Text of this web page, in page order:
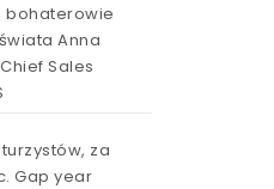
bohaterowie
Anna
Sales
za
Gap year